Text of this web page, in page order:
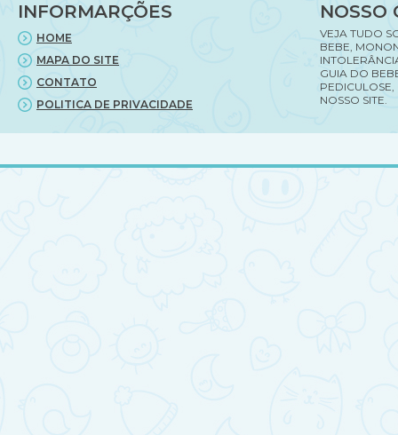
INFORMARÇÕES
HOME
MAPA DO SITE
CONTATO
POLITICA DE PRIVACIDADE
NOSSO
VEJA TUDO
BEBE,
GUIA DO
PEDICULOSE,
NOSSO SITE.